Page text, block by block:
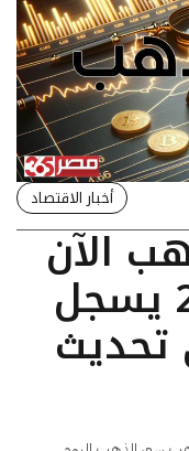
أخبار الاقتصاد
الآن
في مصر: عيار 24 يسجل
تحديث